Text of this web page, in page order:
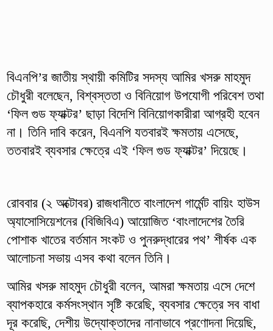
বিএনপি’র জাতীয় স্থায়ী কমিটির সদস্য আমির খসরু মাহমুদ
চৌধুরী বলেছেন, বিশ্বস্ততা ও বিনিয়োগ উপযোগী পরিবেশ তথা
‘ফিল গুড ফ্যাক্টর’ ছাড়া বিদেশি বিনিয়োগকারীরা আগ্রহী হবেন
না। তিনি দাবি করেন, বিএনপি যতবারই ক্ষমতায় এসেছে,
ততবারই ব্যবসার ক্ষেত্রে এই ‘ফিল গুড ফ্যাক্টর’ দিয়েছে।
রোববার (২ অক্টোবর) রাজধানীতে বাংলাদেশ গার্মেন্ট বায়িং হাউস
অ্যাসোসিয়েশনের (বিজিবিএ) আয়োজিত ‘বাংলাদেশের তৈরি
পোশাক খাতের বর্তমান সংকট ও পুনরুদ্ধারের পথ’ শীর্ষক এক
আলোচনা সভায় এসব কথা বলেন তিনি।
আমির খসরু মাহমুদ চৌধুরী বলেন, আমরা ক্ষমতায় এসে দেশে
ব্যাপকহারে কর্মসংস্থান সৃষ্টি করেছি, ব্যবসার ক্ষেত্রে সব বাধা
দূর করেছি, দেশীয় উদ্যোক্তাদের নানাভাবে প্রণোদনা দিয়েছি,